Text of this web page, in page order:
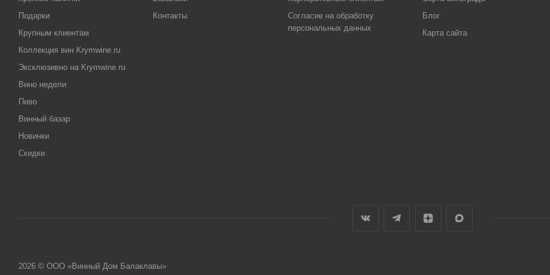
Подарки
Крупным клиентам
Коллекция вин Krymwine.ru
Эксклюзивно на Krymwine.ru
Вино недели
Пиво
Винный базар
Новинки
Скидки
Контакты
Согласие на обработку
персональных данных
Блог
Карта сайта
2026 © ООО «Винный Дом Балаклавы»